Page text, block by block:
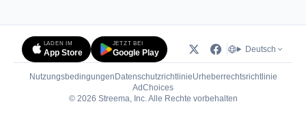
LADEN IM
App Store
JETZT BEI
Google Play Deutsch
Nutzungsbedingungen DatenschutzrichtlinieUrheberrechtsrichtlinie
AdChoices(öffnet in neuem Tab)
© 2026 Streema, Inc. Alle Rechte vorbehalten